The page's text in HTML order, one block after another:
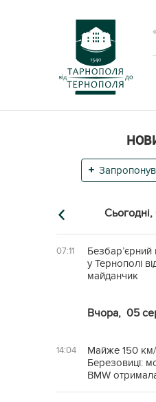
Сьогодні,
07:11
Безбар’єрний
у Тернополі
майданчик
Вчора, 05
14:04
Майже 150 км/
Березовиці:
BMW